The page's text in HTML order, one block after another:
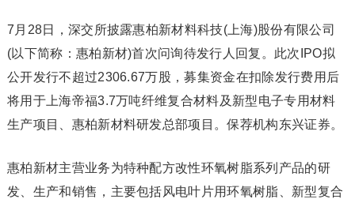
7月28日，深交所披露惠柏新材料科技(上海)股份有限公司
(以下简称：惠柏新材)首次问询待发行人回复。此次IPO拟
公开发行不超过2306.67万股，募集资金在扣除发行费用后
将用于上海帝福3.7万吨纤维复合材料及新型电子专用材料
生产项目、惠柏新材料研发总部项目。保荐机构东兴证券。
惠柏新材主营业务为特种配方改性环氧树脂系列产品的研
发、生产和销售，主要包括风电叶片用环氧树脂、新型复合